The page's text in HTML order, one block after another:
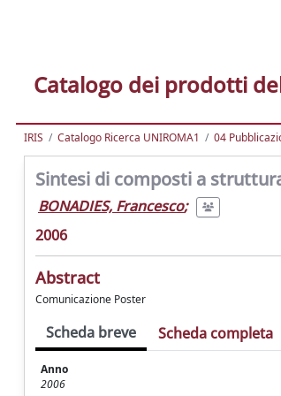
Catalogo dei prodotti
IRIS Catalogo Ricerca UNIROMA1 04
Sintesi di composti a
BONADIES, Francesco;
2006
Abstract
Comunicazione Poster
Scheda breve Scheda completa
Anno
2006